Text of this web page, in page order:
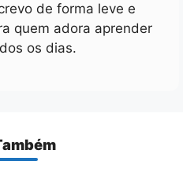
de forma leve e
quem adora aprender
os dias.